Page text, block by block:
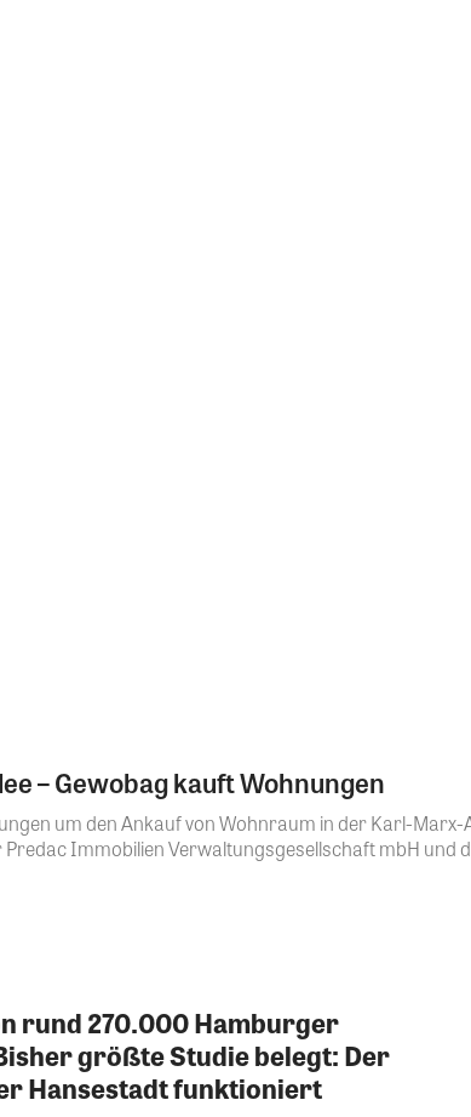
– Gewobag kauft Wohnungen
um den Ankauf von Wohnraum in der Karl-Marx-
Immobilien Verwaltungsgesellschaft mbH und
rund 270.000 Hamburger
größte Studie belegt: Der
Hansestadt funktioniert